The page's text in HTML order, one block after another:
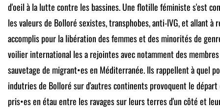
d'oeil à la lutte contre les bassines. Une flotille féministe s'est
les valeurs de Bolloré sexistes, transphobes, anti-IVG, et allant à
accomplis pour la libération des femmes et des minorités de
voilier international les a rejointes avec notamment des
sauvetage de migrant•es en Méditerranée. Ils rappellent à quel
indutries de Bolloré sur d'autres continents provoquent le
pris•es en étau entre les ravages sur leurs terres d'un côté et